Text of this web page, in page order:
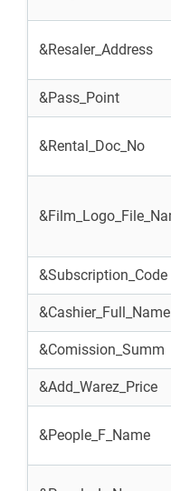
&Resaler_Address
&Pass_Point
&Rental_Doc_No
&Subscription_Code
&Cashier_Full_Name
&Comission_Summ
&Add_Warez_Price
&People_F_Name